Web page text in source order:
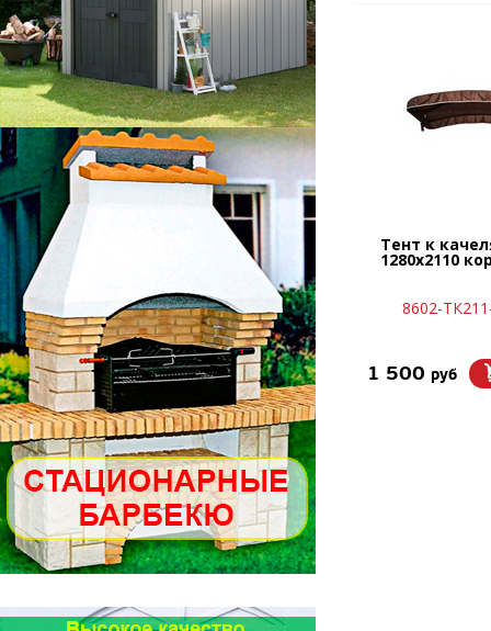
Тент к
1280х2110
8602-
1 500 руб